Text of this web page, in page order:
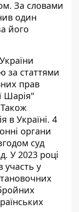
За словами
один
його
за статтями
прав
Шарія"
в Україні. 4
органи
суд
У 2023 році
участь у